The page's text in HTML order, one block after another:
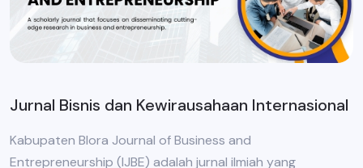
Jurnal Bisnis dan Kewirausahaan Internasional
Kabupaten Blora Journal of Business and
Entrepreneurship (IJBE) adalah jurnal ilmiah yang